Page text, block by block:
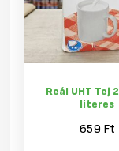
Reál UHT Tej
literes
659 Ft